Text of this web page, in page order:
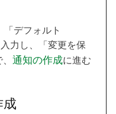
デフォルト
力し、「変更を保
通知の作成に進む